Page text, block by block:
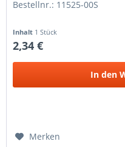
Bestellnr.: 11525-00S
Inhalt 1 Stück
2,34 €
In den
Merken